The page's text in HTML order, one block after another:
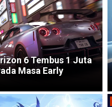
6 Tembus 1 Juta
Masa Early